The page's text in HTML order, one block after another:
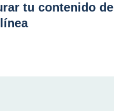
tu contenido de